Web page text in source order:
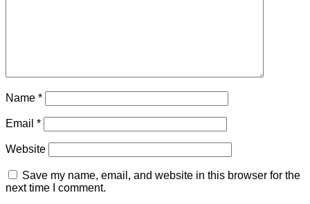
Name *
Email *
Website
Save my name, email, and website in this browser for the
next time I comment.